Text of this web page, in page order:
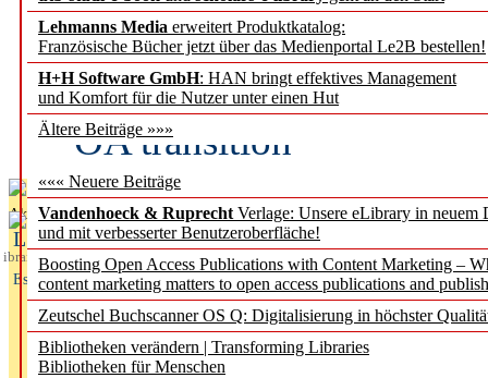
Lehmanns Media erweitert Produktkatalog:
Französische Bücher jetzt über das Medienportal Le2B bestellen!
H+H Software GmbH: HAN bringt effektives Management
und Komfort für die Nutzer unter einen Hut
Ältere Beiträge »»»
««« Neuere Beiträge
Vandenhoeck & Ruprecht Verlage: Unsere eLibrary in neuem
und mit verbesserter Benutzeroberfläche!
Boosting Open Access Publications with Content Marketing –
content marketing matters to open access publications and
Zeutschel Buchscanner OS Q: Digitalisierung in höchster
Bibliotheken verändern | Transforming Libraries
Bibliotheken für Menschen
Fifth Open Access
transformative
OA transition
Aktuelles aus
L
ibrary
Essentials